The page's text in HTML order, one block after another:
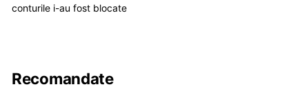
conturile i-au fost blocate
Recomandate